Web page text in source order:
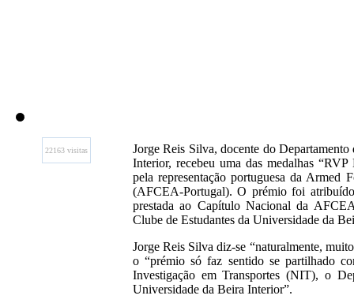
22163 visitas
Jorge Reis Silva, docente do
Interior, recebeu uma das medalhas
pela representação portuguesa da Armed
(AFCEA-Portugal). O prémio foi
prestada ao Capítulo Nacional da
Clube de Estudantes da Universidade da
Jorge Reis Silva diz-se “naturalmente,
o “prémio só faz sentido se partilhado
Investigação em Transportes (NIT), o
Universidade da Beira Interior”.